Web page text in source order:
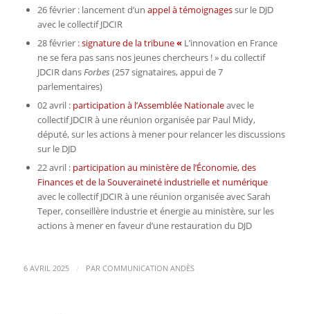
26 février : lancement d’un appel à témoignagessur le DJD
avec le collectif JDCIR
28 février :signature de la tribune« L’innovation en France
ne se fera pas sans nos jeunes chercheurs ! » du collectif
JDCIR dansForbes (257 signataires, appui de 7
parlementaires)
02 avril : participation à l’Assemblée Nationaleavec le
collectif JDCIR à une réunion organisée par Paul Midy,
député, sur les actions à mener pour relancer les discussions
sur le DJD
22 avril : participation au ministère de l’Économie, des
Finances et de la Souveraineté industrielle et numérique
avec le collectif JDCIR à une réunion organisée avec Sarah
Teper, conseillère industrie et énergie au ministère, sur les
actions à mener en faveur d’une restauration du DJD
6 AVRIL 2025 / PAR COMMUNICATION ANDÈS